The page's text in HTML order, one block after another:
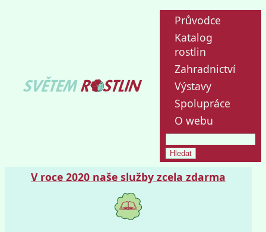
Průvodce
Katalog
rostlin
Zahradnictví
Výstavy
Spolupráce
O webu
V roce 2020 naše služby zcela zdarma